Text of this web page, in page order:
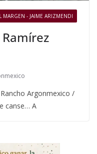
MARGEN - JAIME ARIZMENDI
Argonmexico /
canse… A